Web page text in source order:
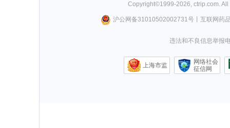
Copyright©1999-2026, ctrip.com.
沪公网备31010502002731号丨 互联网药
违法和不良信息举报
上海市监
网络社会
征信网